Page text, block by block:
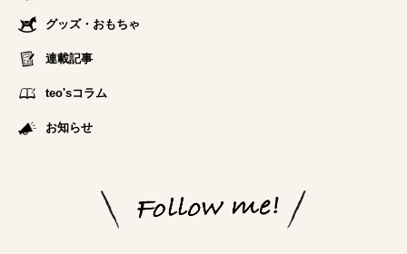
グッズ・おもちゃ
連載記事
teo'sコラム
お知らせ